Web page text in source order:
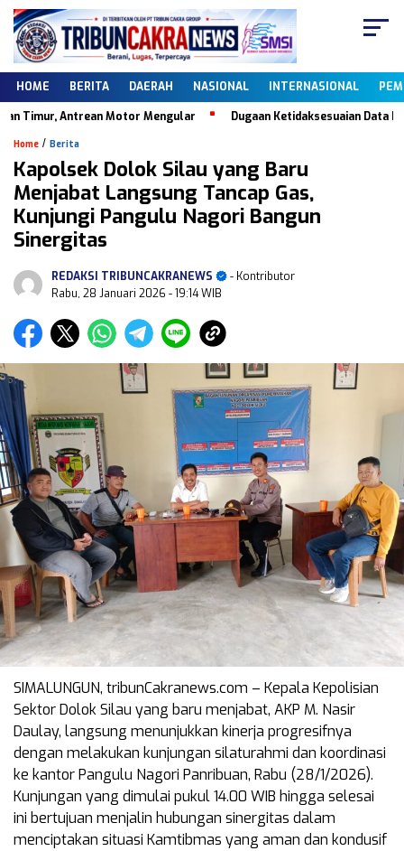
HOME BERITA DAERAH NASIONAL INTERNASIONAL
Antrean Motor Mengular Dugaan Ketidaksesuaian Data
Home / Berita
Kapolsek Dolok Silau yang Baru
Menjabat Langsung Tancap Gas,
Kunjungi Pangulu Nagori Bangun
Sinergitas
REDAKSI TRIBUNCAKRANEWS
- Kontributor
Rabu, 28 Januari 2026 - 19:14 WIB
SIMALUNGUN, tribunCakranews.com – Kepala Kepolisian
Sektor Dolok Silau yang baru menjabat, AKP M. Nasir
Daulay, langsung menunjukkan kinerja progresifnya
dengan melakukan kunjungan silaturahmi dan koordinasi
ke kantor Pangulu Nagori Panribuan, Rabu (28/1/2026).
Kunjungan yang dimulai pukul 14.00 WIB hingga selesai
ini bertujuan menjalin hubungan sinergitas dalam
menciptakan situasi Kamtibmas yang aman dan kondusif